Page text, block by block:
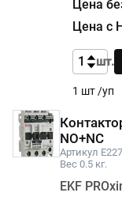
1 шт /уп
шт.
NO+NC
Артикул
Вес 0.5 кг.
EKF